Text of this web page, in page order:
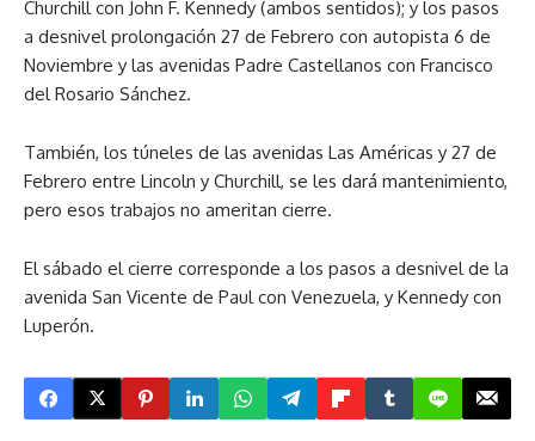
Churchill con John F. Kennedy (ambos sentidos); y los pasos
a desnivel prolongación 27 de Febrero con autopista 6 de
Noviembre y las avenidas Padre Castellanos con Francisco
del Rosario Sánchez.
También, los túneles de las avenidas Las Américas y 27 de
Febrero entre Lincoln y Churchill, se les dará mantenimiento,
pero esos trabajos no ameritan cierre.
El sábado el cierre corresponde a los pasos a desnivel de la
avenida San Vicente de Paul con Venezuela, y Kennedy con
Luperón.